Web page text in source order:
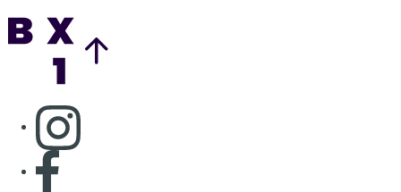
Consulter page Instagram
Consulter page Facebook